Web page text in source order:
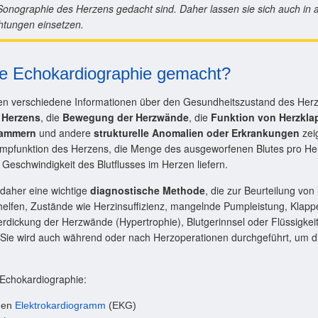
des Herzens gedacht sind. Daher lassen sie sich auch in
einsetzen.
Echokardiographie gemacht?
verschiedene Informationen über den Gesundheitszustand des
, die Bewegung der Herzwände, die Funktion von
und andere strukturelle Anomalien oder Erkrankungen
des Herzens, die Menge des ausgeworfenen Blutes pro
des Blutflusses im Herzen liefern.
eine wichtige diagnostische Methode, die zur Beurteilung von
Zustände wie Herzinsuffizienz, mangelnde Pumpleistung,
der Herzwände (Hypertrophie), Blutgerinnsel oder
wird auch während oder nach Herzoperationen durchgeführt, um
Elektrokardiogramm (EKG)